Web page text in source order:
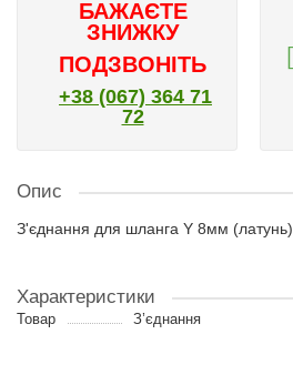
БАЖАЄТЕ
ЗНИЖКУ
ПОДЗВОНІТЬ
+38 (067) 364 71
72
Опис
З'єднання для шланга Y 8мм (латунь)
Характеристики
Товар З’єднання